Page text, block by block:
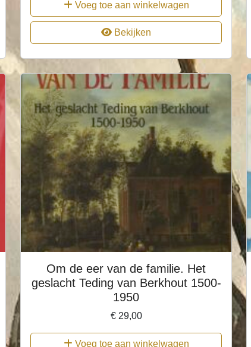
Voeg toe aan winkelwagen
Bekijken
Om de eer van de familie. Het
geslacht Teding van Berkhout 1500-
1950
€29,00
Voeg toe aan winkelwagen